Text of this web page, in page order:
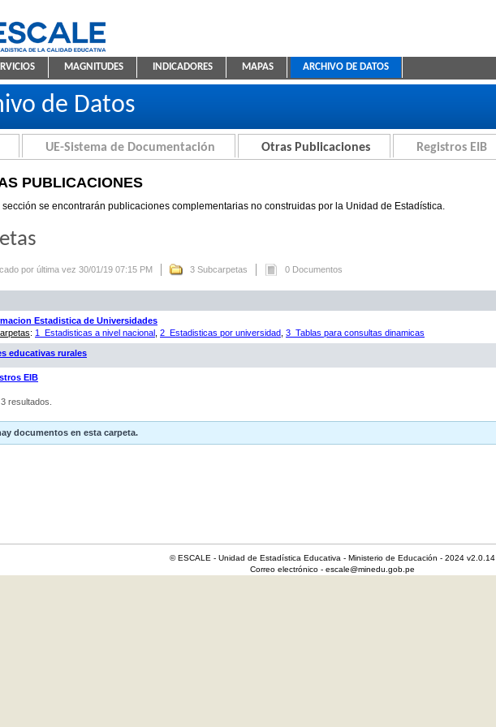
- Unidad de Estadística Educativa
MAGNITUDES INDICADORES MAPAS ARCHIVO DE DATOS
de Datos
UE-Sistema de Documentación Otras Publicaciones Registros EIB
PUBLICACIONES
sección se encontrarán publicaciones complementarias no construidas por la Unidad de Estadística.
por última vez 30/01/19 07:15 PM 3 Subcarpetas 0 Documentos
Estadistica de Universidades
: 1_Estadisticas a nivel nacional 2_Estadisticas por universidad 3_Tablas para consultas dinamicas
educativas rurales
EIB
resultados.
documentos en esta carpeta.
© ESCALE - Unidad de Estadística Educativa - Ministerio de Educación - 2024 v2.0.14
Correo electrónico - escale@minedu.gob.pe